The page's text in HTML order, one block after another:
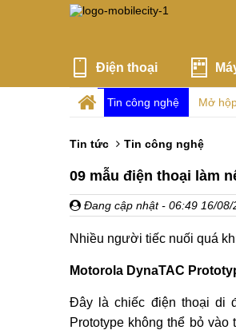
Điện thoại
Tin công nghệ Mở
Tin tức Tin công nghệ
09 mẫu điện thoại làm
Đang cập nhật - 06:49 16/08/
Nhiều người tiếc nuối quá
Motorola DynaTAC
Đây là chiếc điện thoại di
Prototype không thể bỏ